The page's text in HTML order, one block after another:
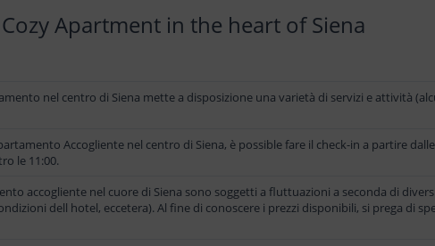
Apartment in the heart of Siena
nel centro di Siena mette a disposizione una varietà di servizi e attività
Accogliente nel centro di Siena, è possible fare il check-in a partire
le 11:00.
accogliente nel cuore di Siena sono soggetti a fluttuazioni a seconda di
dell hotel, eccetera). Al fine di conoscere i prezzi disponibili, si prega di